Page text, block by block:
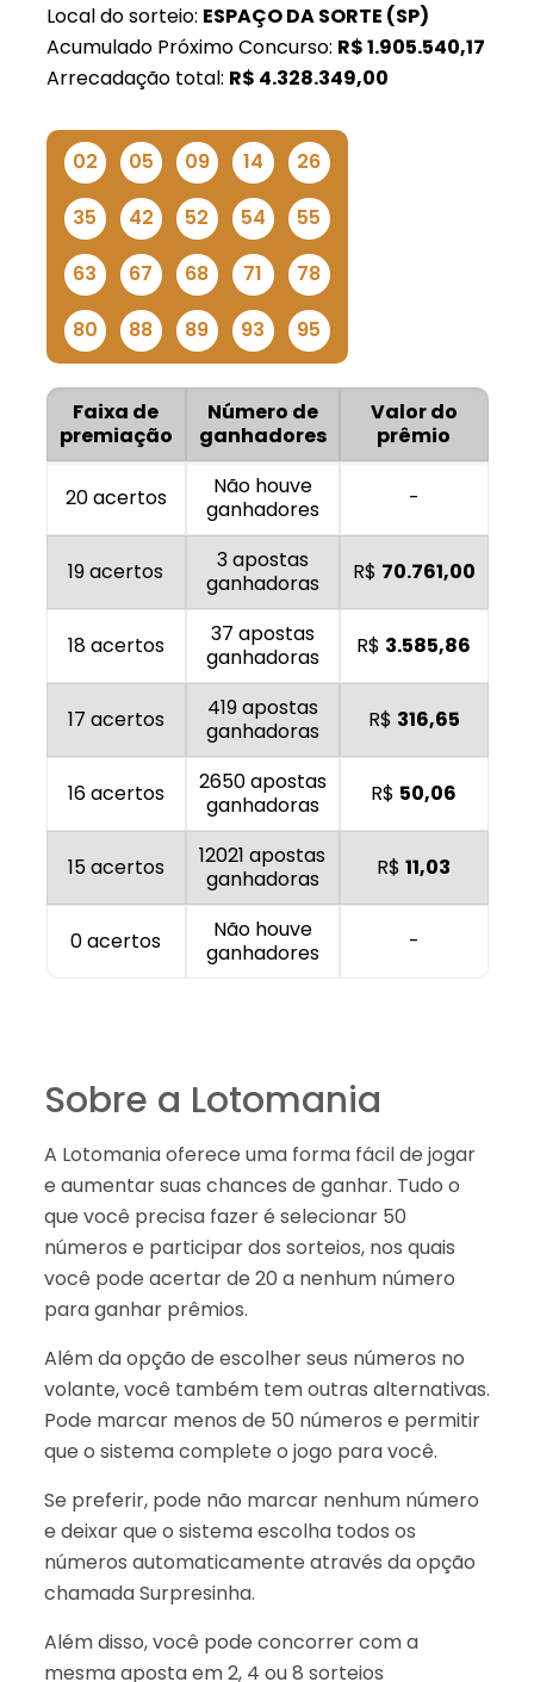
Local do sorteio: ESPAÇO DA SORTE (SP)
Acumulado Próximo Concurso: R$1.905.540,17
Arrecadação total: R$ 4.328.349,00
02 05 09 14 26
35 42 52 54 55
63 67 68 71 78
80 88 89 93 95
Faixa de
premiação
Número de
ganhadores
Valor do
prêmio
20 acertos
Não houve
ganhadores
-
19 acertos
3 apostas
ganhadoras
R$ 70.761,00
18 acertos
37 apostas
ganhadoras
R$ 3.585,86
17 acertos
419 apostas
ganhadoras
R$ 316,65
16 acertos
2650 apostas
ganhadoras
R$ 50,06
15 acertos
12021 apostas
ganhadoras
R$ 11,03
0 acertos
Não houve
ganhadores
-
Sobre a Lotomania
A Lotomania oferece uma forma fácil de jogar
e aumentar suas chances de ganhar. Tudo o
que você precisa fazer é selecionar 50
números e participar dos sorteios, nos quais
você pode acertar de 20 a nenhum número
para ganhar prêmios.
Além da opção de escolher seus números no
volante, você também tem outras alternativas.
Pode marcar menos de 50 números e permitir
que o sistema complete o jogo para você.
Se preferir, pode não marcar nenhum número
e deixar que o sistema escolha todos os
números automaticamente através da opção
chamada Surpresinha.
Além disso, você pode concorrer com a
mesma aposta em 2, 4 ou 8 sorteios